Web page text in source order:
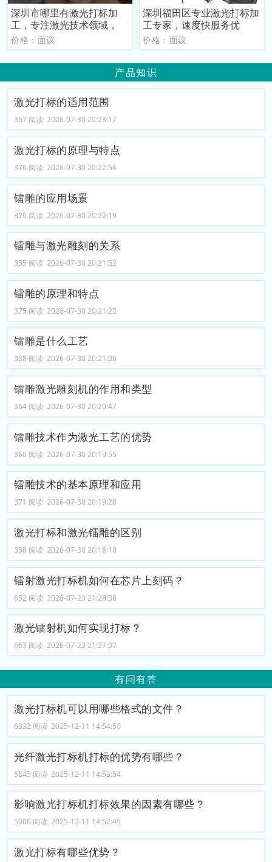
深圳市哪里有激光打标加
工，专注激光技术领域，
价格：面议
深圳福田区专业激光打标加
工专家，速度快服务优
价格：面议
产品知识
激光打标的适用范围
357 阅读 2026-07-30 20:23:17
激光打标的原理与特点
376 阅读 2026-07-30 20:22:56
镭雕的应用场景
370 阅读 2026-07-30 20:22:19
镭雕与激光雕刻的关系
355 阅读 2026-07-30 20:21:52
镭雕的原理和特点
375 阅读 2026-07-30 20:21:23
镭雕是什么工艺
338 阅读 2026-07-30 20:21:06
镭雕激光雕刻机的作用和类型
364 阅读 2026-07-30 20:20:47
镭雕技术作为激光工艺的优势
360 阅读 2026-07-30 20:19:55
镭雕技术的基本原理和应用
371 阅读 2026-07-30 20:19:28
激光打标和激光镭雕的区别
358 阅读 2026-07-30 20:18:10
镭射激光打标机如何在芯片上刻码？
652 阅读 2026-07-23 21:28:38
激光镭射机如何实现打标？
663 阅读 2026-07-23 21:27:07
有问有答
激光打标机可以用哪些格式的文件？
6332 阅读 2025-12-11 14:54:50
光纤激光打标机打标的优势有哪些？
5845 阅读 2025-12-11 14:53:54
影响激光打标机打标效果的因素有哪些？
5906 阅读 2025-12-11 14:52:45
激光打标有哪些优势？